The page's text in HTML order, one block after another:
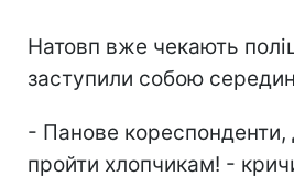
Натовп вже чекають
заступили собою
- Панове кореспонденти,
пройти хлопчикам! -